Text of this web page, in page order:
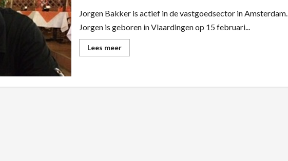
Jorgen Bakker is actief in de vastgoedsector in Amsterdam.
Jorgen is geboren in Vlaardingen op 15 februari...
Lees meer